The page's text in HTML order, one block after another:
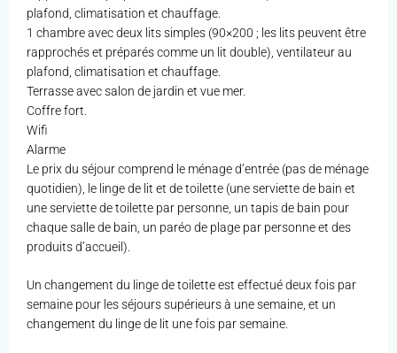
plafond, climatisation et chauffage.
1 chambre avec deux lits simples (90×200 ; les lits peuvent être
rapprochés et préparés comme un lit double), ventilateur au
plafond, climatisation et chauffage.
Terrasse avec salon de jardin et vue mer.
Coffre fort.
Wifi
Alarme
Le prix du séjour comprend le ménage d’entrée (pas de ménage
quotidien), le linge de lit et de toilette (une serviette de bain et
une serviette de toilette par personne, un tapis de bain pour
chaque salle de bain, un paréo de plage par personne et des
produits d’accueil).
Un changement du linge de toilette est effectué deux fois par
semaine pour les séjours supérieurs à une semaine, et un
changement du linge de lit une fois par semaine.